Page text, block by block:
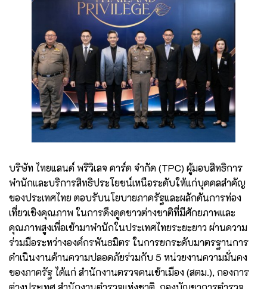
บริษัท ไทยแลนด์ พริวิเลจ คาร์ด จำกัด (TPC) ผู้มอบสิทธิการ
พำนักและบริการสิทธิประโยชน์เหนือระดับให้แก่บุคคลสำคัญ
ของประเทศไทย ตอบรับนโยบายภาครัฐและผลักดันการท่อง
เที่ยวเชิงคุณภาพ ในการดึงดูดชาวต่างชาติที่มีศักยภาพและ
คุณภาพสูงเพื่อเข้ามาพำนักในประเทศไทยระยะยาว ผ่านความ
ร่วมมือระหว่างองค์กรพันธมิตร ในการยกระดับมาตรฐานการ
ดำเนินงานด้านความปลอดภัยร่วมกับ 5 หน่วยงานความมั่นคง
ของภาครัฐ ได้แก่ สำนักงานตรวจคนเข้าเมือง (สตม.), กองการ